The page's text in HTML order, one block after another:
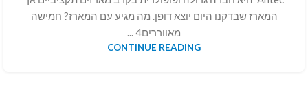
המארז שבדקנו היום יוצא דופן. מה מגיע עם המארז? חמישה
מאווררים4 ...
CONTINUE READING